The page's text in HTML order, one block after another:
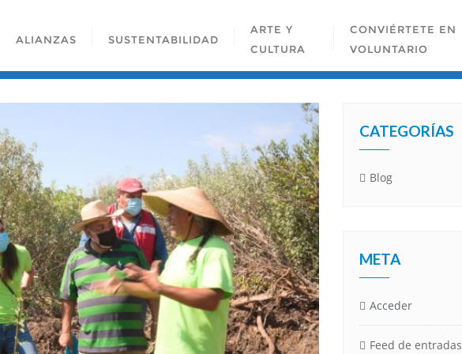
ALIANZAS SUSTENTABILIDAD
ARTE Y
CULTURA
CONVIÉRTETE EN
VOLUNTARIO
CATEGORÍAS
Blog
META
Acceder
Feed de entradas